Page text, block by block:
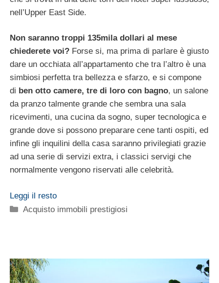
nell’Upper East Side.
Non saranno troppi 135mila dollari al mese
chiederete voi? Forse si, ma prima di parlare è giusto
dare un occhiata all’appartamento che tra l’altro è una
simbiosi perfetta tra bellezza e sfarzo, e si compone
di ben otto camere, tre di loro con bagno, un salone
da pranzo talmente grande che sembra una sala
ricevimenti, una cucina da sogno, super tecnologica e
grande dove si possono preparare cene tanti ospiti, ed
infine gli inquilini della casa saranno privilegiati grazie
ad una serie di servizi extra, i classici servigi che
normalmente vengono riservati alle celebrità.
Leggi il resto
Categorie
Acquisto immobili prestigiosi